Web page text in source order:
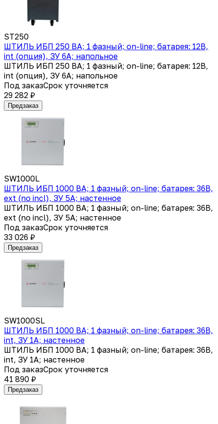
ST250
ШТИЛЬ ИБП 250 ВА; 1 фазный; on-line; батарея: 12В,
int (опция), ЗУ 6А; напольное
ШТИЛЬ ИБП 250 ВА; 1 фазный; on-line; батарея: 12В,
int (опция), ЗУ 6А; напольное
Под заказСрок уточняется
29 282 ₽
Предзаказ
SW1000L
ШТИЛЬ ИБП 1000 ВА; 1 фазный; on-line; батарея: 36В,
ext (no incl), ЗУ 5А; настенное
ШТИЛЬ ИБП 1000 ВА; 1 фазный; on-line; батарея: 36В,
ext (no incl), ЗУ 5А; настенное
Под заказСрок уточняется
33 026 ₽
Предзаказ
SW1000SL
ШТИЛЬ ИБП 1000 ВА; 1 фазный; on-line; батарея: 36В,
int, ЗУ 1А; настенное
ШТИЛЬ ИБП 1000 ВА; 1 фазный; on-line; батарея: 36В,
int, ЗУ 1А; настенное
Под заказСрок уточняется
41 890 ₽
Предзаказ